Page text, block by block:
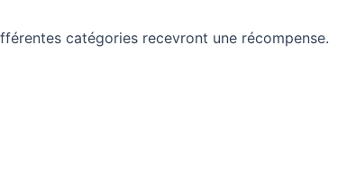
catégories recevront une récompense.